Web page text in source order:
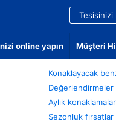
Tesisinizi
online yapın Müşteri
Konaklayacak
Değerlendirmeler
Aylık
Sezonluk fırsatlar